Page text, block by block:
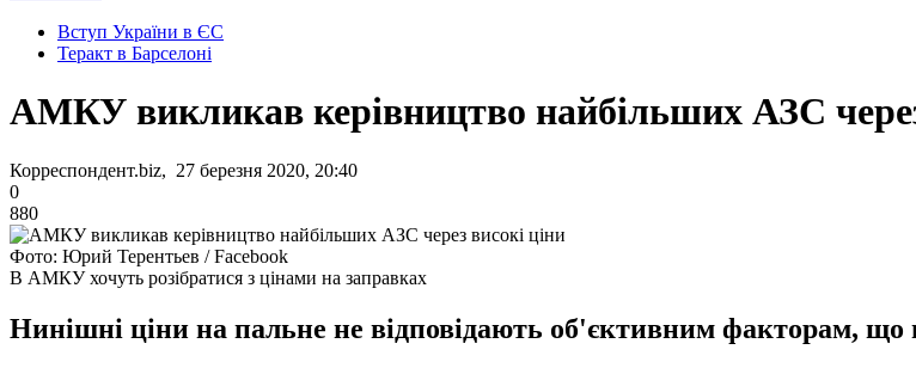
Вступ України в ЄС
Теракт в Барселоні
АМКУ викликав керівництво найбільших АЗС
Корреспондент.biz, 27 березня 2020, 20:40
0
880
Фото: Юрий Терентьев / Facebook
В АМКУ хочуть розібратися з цінами на заправках
Нинішні ціни на пальне не відповідають об'єктивним факторам,